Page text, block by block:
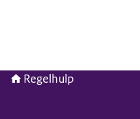
Regelhulp